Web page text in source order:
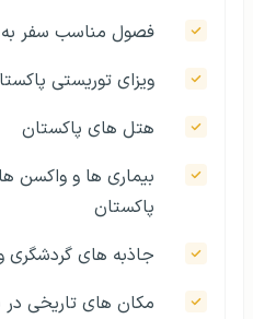
فصول مناسب سفر به
ویزای توریستی
هتل های پاکستان
بیماری ها و واکسن
پاکستان
جاذبه‌ های گردشگری
مکان های تاریخی در